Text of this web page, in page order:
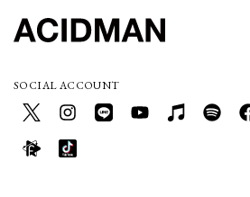
SOCIAL ACCOUNT